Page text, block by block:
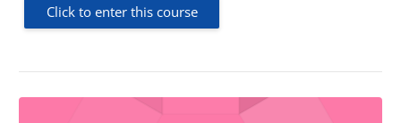
Click to enter this course